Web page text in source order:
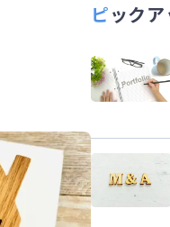
ピック